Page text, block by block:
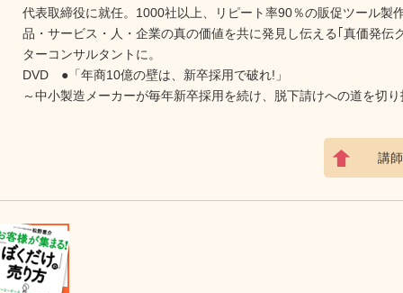
代表取締役に就任。1000社以上、リピート率90％の販促ツール
品・サービス・人・企業の真の価値を共に発見し伝える｢真価発
ターコンサルタントに。
DVD ●「年商10億の壁は、新卒採用で破れ!」
～中小製造メーカーが毎年新卒採用を続け、脱下請けへの道を切
講